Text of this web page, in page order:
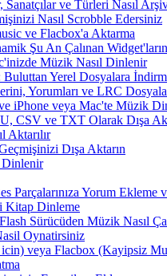
ve Türleri Nasıl
Nasıl Scrobble Edersiniz
ve Flacbox'a Aktarma
Şu An Çalınan
Müzik Nasıl Dinlenir
Yerel Dosyalara
Yorumları ve LRC
iPhone veya Mac'te Müzik
CSV ve TXT Olarak Dışa
Aktarılır
Dışa Aktarın
Dinlenir
Parçalarınıza Yorum Ekleme
Kitap Dinleme
Sürücüden Müzik Nasıl
Oynatirsiniz
veya Flacbox (Kayipsiz